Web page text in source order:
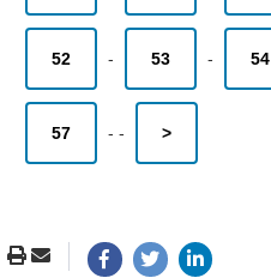
52 - 53 - 54
57 - - >